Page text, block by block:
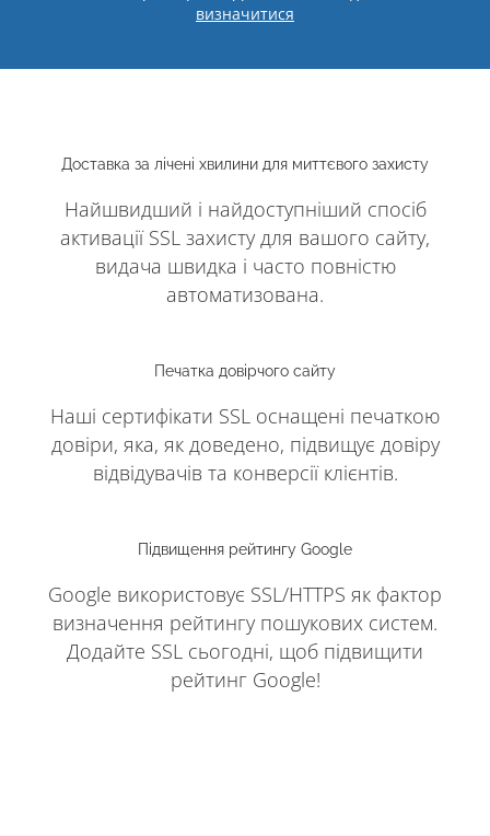
визначитися
Доставка за лічені хвилини для миттєвого захисту
Найшвидший і найдоступніший спосіб
активації SSL захисту для вашого сайту,
видача швидка і часто повністю
автоматизована.
Печатка довірчого сайту
Наші сертифікати SSL оснащені печаткою
довіри, яка, як доведено, підвищує довіру
відвідувачів та конверсії клієнтів.
Підвищення рейтингу Google
Google використовує SSL/HTTPS як фактор
визначення рейтингу пошукових систем.
Додайте SSL сьогодні, щоб підвищити
рейтинг Google!